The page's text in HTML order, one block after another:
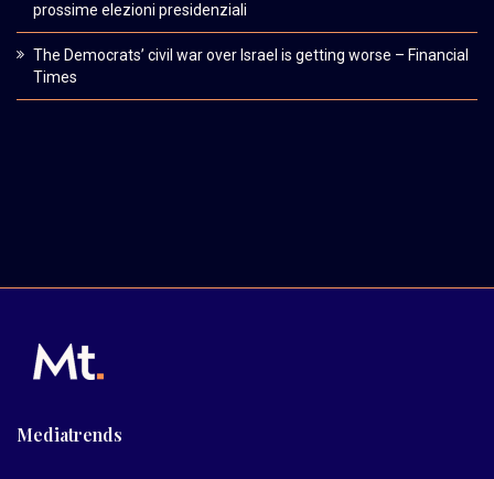
prossime elezioni presidenziali
The Democrats’ civil war over Israel is getting worse – Financial
Times
Mediatrends